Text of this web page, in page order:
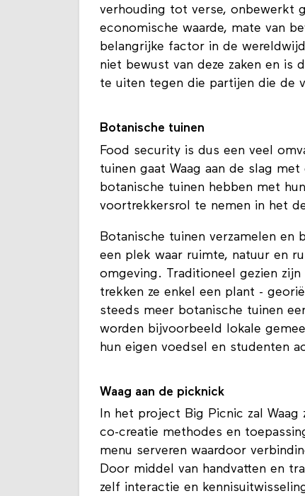
verhouding tot verse, onbewerkt
economische waarde, mate van
belangrijke factor in de
niet bewust van deze zaken en is
te uiten tegen die partijen die de
Botanische tuinen
Food security is dus een veel
tuinen gaat Waag aan de slag
botanische tuinen hebben met
voortrekkersrol te nemen in het
Botanische tuinen verzamelen en
een plek waar ruimte, natuur en
omgeving. Traditioneel gezien
trekken ze enkel een plant -
steeds meer botanische tuinen
worden bijvoorbeeld lokale
hun eigen voedsel en studenten
Waag aan de picknick
In het project Big Picnic zal
co-creatie methodes en
menu serveren waardoor
Door middel van handvatten en
zelf interactie en